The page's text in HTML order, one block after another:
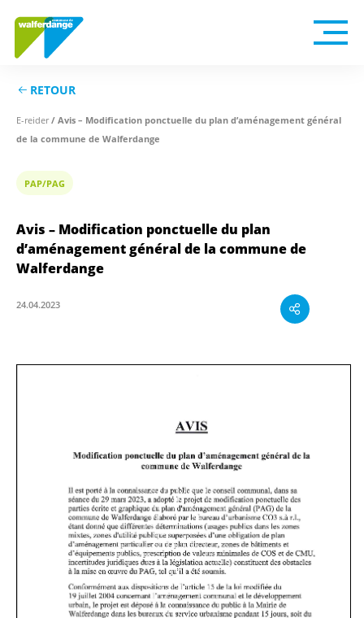
RETOUR
E-reider/ Avis – Modification ponctuelle du plan d’aménagement général
de la commune de Walferdange
PAP/PAG
Avis – Modification ponctuelle du plan
d’aménagement général de la commune de
Walferdange
24.04.2023